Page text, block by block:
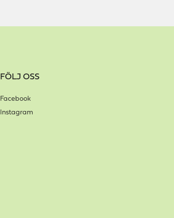
FÖLJ OSS
Facebook
Instagram